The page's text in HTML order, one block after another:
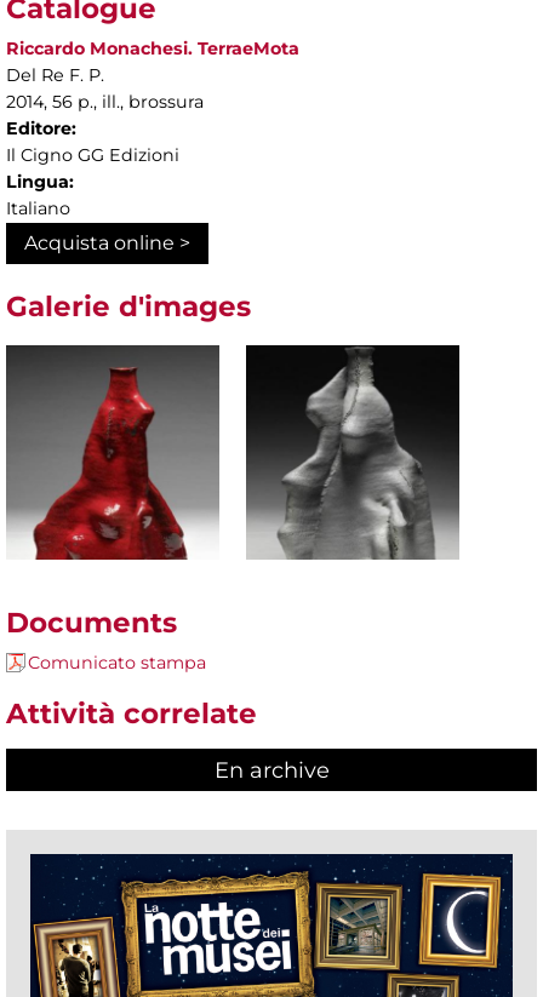
Catalogue
Riccardo Monachesi. TerraeMota
Del Re F. P.
2014, 56 p., ill., brossura
Editore:
Il Cigno GG Edizioni
Lingua:
Italiano
Acquista online >
Galerie d'images
Documents
Comunicato stampa
Attività correlate
En archive